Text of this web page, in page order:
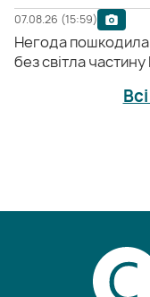
07.08.26 (15:59)
Негода
без світла